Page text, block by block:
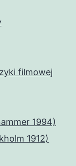
filmowej
1994)
1912)